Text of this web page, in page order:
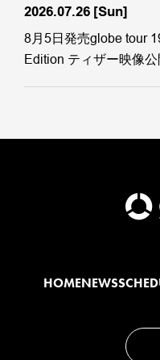
2026.07.26 [Sun]
8月5日発売globe tour
Edition ティザー映像公
HOMENEWS